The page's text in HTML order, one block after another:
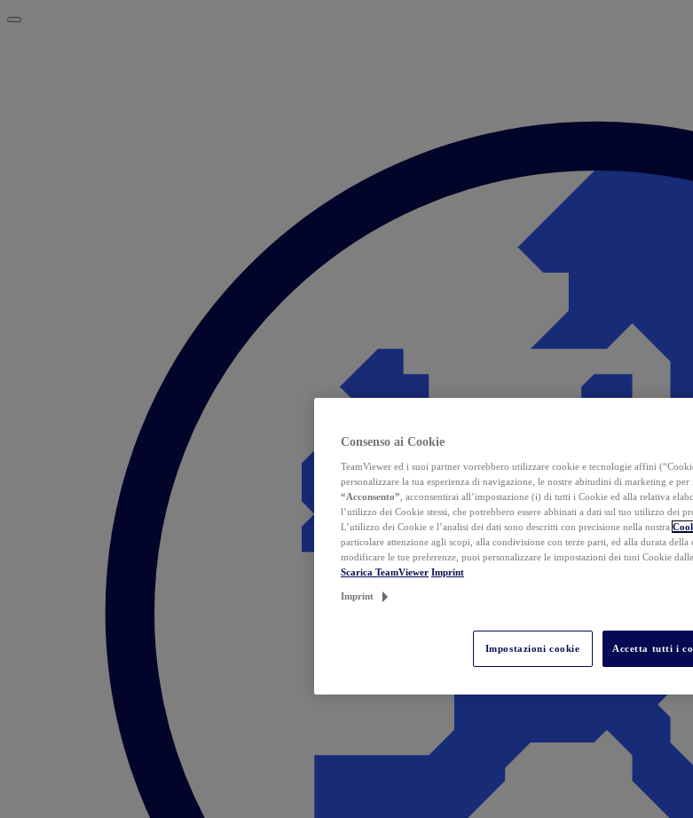
Consenso ai Cookie
TeamViewer ed i suoi partner vorrebbero utilizzare cookie e tecnologie affini
personalizzare la tua esperienza di navigazione, le nostre abitudini di marketing e
“Acconsento” , acconsentirai all’impostazione (i) di tutti i Cookie ed alla relativa
l’utilizzo dei Cookie stessi, che potrebbero essere abbinati a dati sul tuo utilizzo dei
L’utilizzo dei Cookie e l’analisi dei dati sono descritti con precisione nella nostra
particolare attenzione agli scopi, alla condivisione con terze parti, ed alla durata della
modificare le tue preferenze, puoi personalizzare le impostazioni dei tuoi Cookie
Scarica TeamViewer Imprint
Imprint
Impostazioni cookie Accetta tutti i